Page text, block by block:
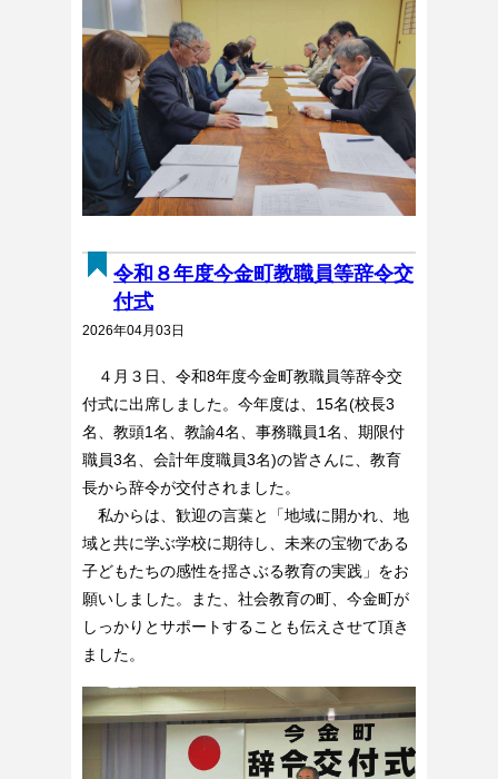
令和８年度今金町教職員等辞令交
付式
2026年04月03日
４月３日、令和8年度今金町教職員等辞令交
付式に出席しました。今年度は、15名(校長3
名、教頭1名、教諭4名、事務職員1名、期限付
職員3名、会計年度職員3名)の皆さんに、教育
長から辞令が交付されました。
私からは、歓迎の言葉と「地域に開かれ、地
域と共に学ぶ学校に期待し、未来の宝物である
子どもたちの感性を揺さぶる教育の実践」をお
願いしました。また、社会教育の町、今金町が
しっかりとサポートすることも伝えさせて頂き
ました。